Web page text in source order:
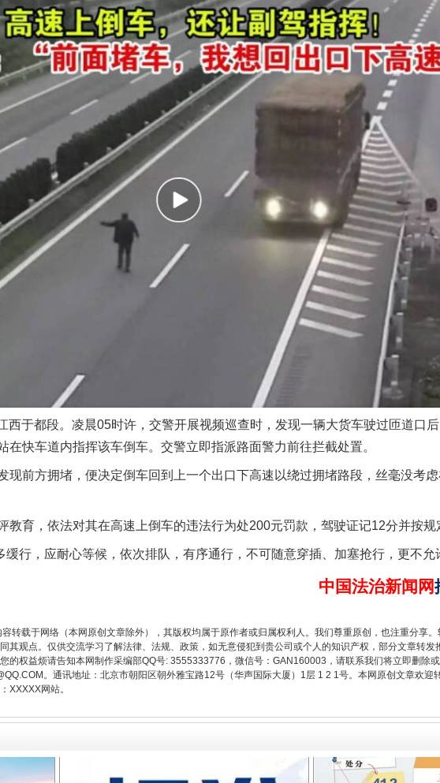
于都段。凌晨05时许，交警开展视频巡查时，发现一辆大货车驶过匝道口
在快车道内指挥该车倒车。交警立即指派路面警力前往拦截处置。
前方拥堵，便决定倒车回到上一个出口下高速以绕过拥堵路段，丝毫没考虑
育，依法对其在高速上倒车的违法行为处200元罚款，驾驶证记12分并按规
，应耐心等候，依次排队，有序通行，不可随意穿插、加塞抢行，更不允
中国法治新闻网
容转载于网络（本网原创文章除外），其版权均属于原作者或归属权利人。我们尊重原创，也注重分享
其观点。仅供交流学习了解法律、法规、政策，如无意侵犯到贵公司或个人的知识产权，部分文章转发
的权益烦请告知本网制作采编部QQ号: 3555333776，微信号：GAN160003，请联系我们将立即删除
。通讯地址：北京市朝阳区朝外雅宝路12号（华声国际大厦）1层 1 2 1号。本网原创文章欢迎
XXXXX网站。
一纸欠条伤亲情 巡回调解促和解.. 行业协会
题” 法徽映军营 权益有保障 让核能赋